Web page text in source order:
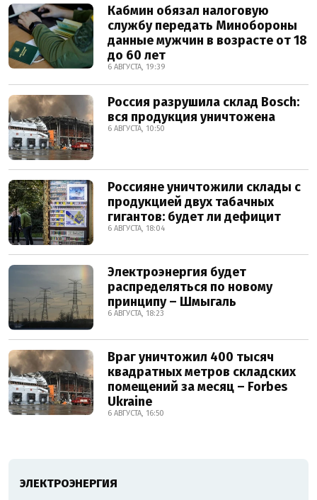
Кабмин обязал налоговую
службу передать Минобороны
данные мужчин в возрасте от 18
до 60 лет
6 АВГУСТА, 19:39
Россия разрушила склад Bosch:
вся продукция уничтожена
6 АВГУСТА, 10:50
Россияне уничтожили склады с
продукцией двух табачных
гигантов: будет ли дефицит
6 АВГУСТА, 18:04
Электроэнергия будет
распределяться по новому
принципу – Шмыгаль
6 АВГУСТА, 18:23
Враг уничтожил 400 тысяч
квадратных метров складских
помещений за месяц – Forbes
Ukraine
6 АВГУСТА, 16:50
ЭЛЕКТРОЭНЕРГИЯ